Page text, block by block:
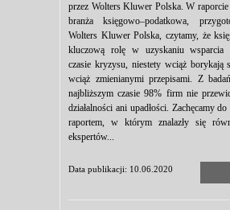
przez Wolters Kluwer Polska. W
branża księgowo–podatkowa,
Wolters Kluwer Polska, czytamy, że
kluczową rolę w uzyskaniu wsparcia
czasie kryzysu, niestety wciąż borykają
wciąż zmienianymi przepisami. Z
najbliższym czasie 98% firm nie
działalności ani upadłości. Zachęcamy
raportem, w którym znalazły się
ekspertów...
Data publikacji: 10.06.2020